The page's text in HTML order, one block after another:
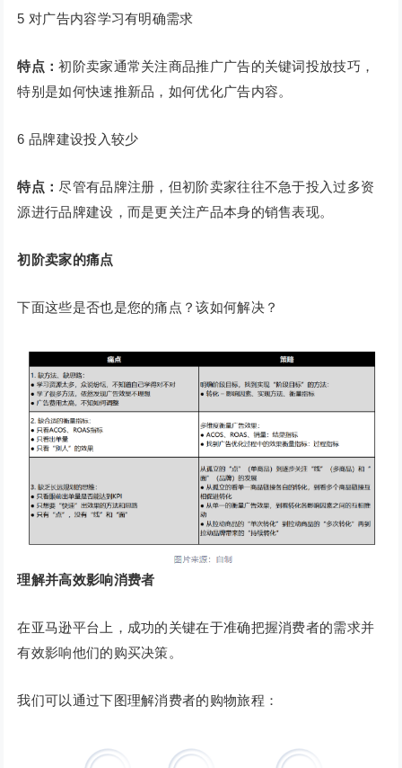
5 对广告内容学习有明确需求
特点：初阶卖家通常关注商品推广广告的关键词投放技巧，
特别是如何快速推新品，如何优化广告内容。
6 品牌建设投入较少
特点： 尽管有品牌注册，但初阶卖家往往不急于投入过多资
源进行品牌建设，而是更关注产品本身的销售表现。
初阶卖家的痛点
下面这些是否也是您的痛点？该如何解决？
理解并高效影响消费者
在亚马逊平台上，成功的关键在于准确把握消费者的需求并
有效影响他们的购买决策。
我们可以通过下图理解消费者的购物旅程：